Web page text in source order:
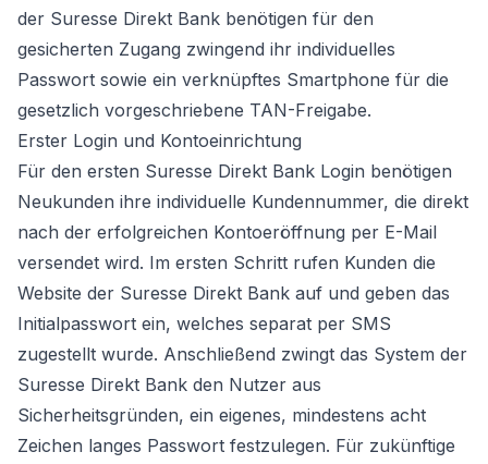
der Suresse Direkt Bank benötigen für den
gesicherten Zugang zwingend ihr individuelles
Passwort sowie ein verknüpftes Smartphone für die
gesetzlich vorgeschriebene TAN-Freigabe.
Erster Login und Kontoeinrichtung
Für den ersten Suresse Direkt Bank Login benötigen
Neukunden ihre individuelle Kundennummer, die direkt
nach der erfolgreichen Kontoeröffnung per E-Mail
versendet wird. Im ersten Schritt rufen Kunden die
Website der Suresse Direkt Bank auf und geben das
Initialpasswort ein, welches separat per SMS
zugestellt wurde. Anschließend zwingt das System der
Suresse Direkt Bank den Nutzer aus
Sicherheitsgründen, ein eigenes, mindestens acht
Zeichen langes Passwort festzulegen. Für zukünftige